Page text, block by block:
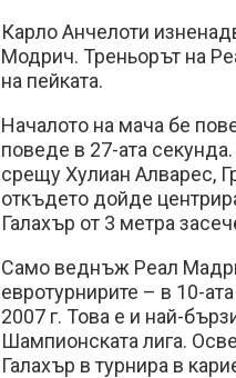
Карло Анчелоти
Модрич. Треньорът на
на пейката.
Началото на мача бе
поведе в 27-ата
срещу Хулиан Алварес,
откъдето дойде
Галахър от 3 метра
Само веднъж Реал
евротурнирите – в 10-
2007 г. Това е и най-
Шампионската лига.
Галахър в турнира в